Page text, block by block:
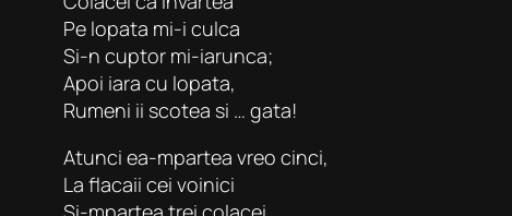
Pe lopata mi-i culca
Si-n cuptor mi-iarunca;
Apoi iara cu lopata,
Rumeni ii scotea si … gata!
Atunci ea-mpartea vreo cinci,
La flacaii cei voinici